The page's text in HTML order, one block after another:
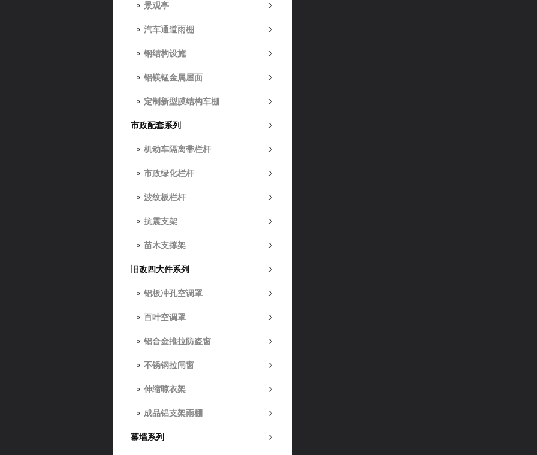
景观亭
汽车通道雨棚
钢结构设施
铝镁锰金属屋面
定制新型膜结构车棚
市政配套系列
机动车隔离带栏杆
市政绿化栏杆
波纹板栏杆
抗震支架
苗木支撑架
旧改四大件系列
铝板冲孔空调罩
百叶空调罩
铝合金推拉防盗窗
不锈钢拉闸窗
伸缩晾衣架
成品铝支架雨棚
幕墙系列